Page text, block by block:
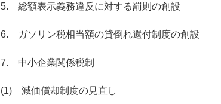
5. 総額表示義務違反に対する罰則の創設
6. ガソリン税相当額の貸倒れ還付制度の創設
7. 中小企業関係税制
(1) 減価償却制度の見直し